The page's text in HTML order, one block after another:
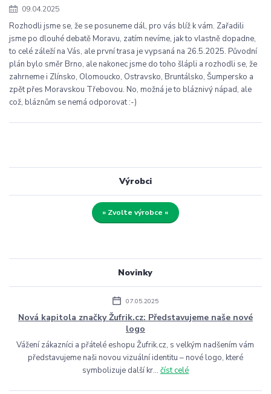
Novinky
07.05.2025
Nová kapitola značky Žufrik.cz: Představujeme naše nové
logo
Vážení zákazníci a přátelé eshopu Žufrik.cz, s velkým nadšením vám
představujeme naši novou vizuální identitu – nové logo, které
symbolizuje další kr... číst celé
Výrobci
» Zvolte výrobce «
09.04.2025
Rozhodli jsme se, že se posuneme dál, pro vás blíž k vám. Zařadili
jsme po dlouhé debatě Moravu, zatím nevíme, jak to vlastně dopadne,
to celé záleží na Vás, ale první trasa je vypsaná na 26.5.2025. Původní
plán bylo směr Brno, ale nakonec jsme do toho šlápli a rozhodli se, že
zahrneme i Zlínsko, Olomoucko, Ostravsko, Bruntálsko, Šumpersko a
zpět přes Moravskou Třebovou. No, možná je to bláznivý nápad, ale
což, bláznům se nemá odporovat :-)